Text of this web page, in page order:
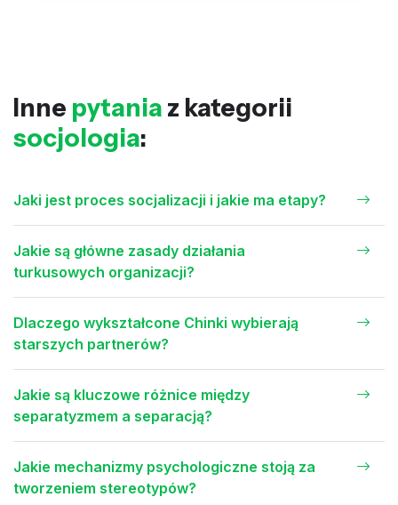
Inne pytania z kategorii
socjologia:
Jaki jest proces socjalizacji i jakie ma etapy?
Jakie są główne zasady działania
turkusowych organizacji?
Dlaczego wykształcone Chinki wybierają
starszych partnerów?
Jakie są kluczowe różnice między
separatyzmem a separacją?
Jakie mechanizmy psychologiczne stoją za
tworzeniem stereotypów?